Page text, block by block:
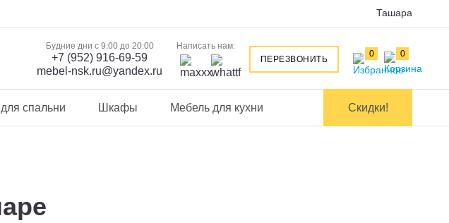
Ташара
0 0
ПЕРЕЗВОНИТЬ
Написать нам:
Будние дни с 9:00 до 20:00
+7 (952) 916-69-59
mebel-nsk.ru@yandex.ru
спальни Шкафы Мебель для кухни Скидки!